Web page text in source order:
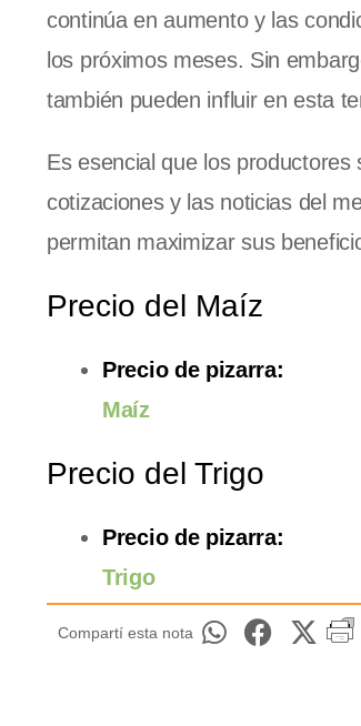
continúa en aumento y las
los próximos meses. Sin
también pueden influir en esta
Es esencial que los
cotizaciones y las noticias del
permitan maximizar sus
Precio del Maíz
Precio de pizarra:
Maíz
Precio del Trigo
Precio de pizarra:
Trigo
Compartí esta nota